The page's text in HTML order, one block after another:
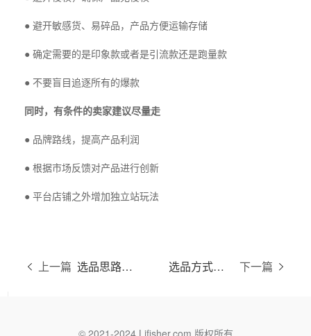
● 避开敏感货、易碎品，产品方便运输存储
● 确定需要的是印象款或者是引流款还是跑量款
● 不要盲目追逐所有的爆款
同时，有条件的卖家建议尽量走
● 品牌路线，提高产品利润
● 根据市场反馈对产品进行创新
● 平台店铺之外增加独立站玩法
上一篇 选品思路分解 选品方式对比 下一篇